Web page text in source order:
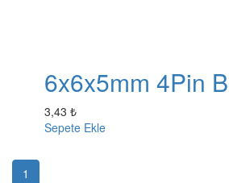
6x6x5mm 4Pin
3,43 ₺
Sepete Ekle
1